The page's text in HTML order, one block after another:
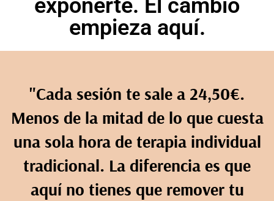
exponerte. El cambio
empieza aquí.
"Cada sesión te sale a 24,50€.
Menos de la mitad de lo que cuesta
una sola hora de terapia individual
tradicional. La diferencia es que
aquí no tienes que remover tu